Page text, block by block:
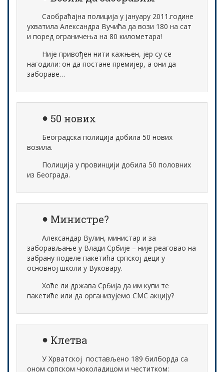
Саобраћајна полиција у јануару 2011.године
ухватила Александра Вучића да вози 180 на сат
и поред ограничења на 80 километара!
Није привођен нити кажњен, јер су се
нагодили: он да постане премијер, а они да
забораве…
50 нових
Београдска полиција добила 50 нових
возила.
Полиција у провинцији добила 50 половних
из Београда.
Министре?
Александар Вулин, министар и за
заборављање у Влади Србије – није реаговао на
забрану поделе пакетића српској деци у
основној школи у Вуковару.
Хоће ли држава Србија да им купи те
пакетиће или да организујемо СМС акцију?
Клетва
У Хрватској постављено 189 билборда са
оном српском чоколадицом и честитком: